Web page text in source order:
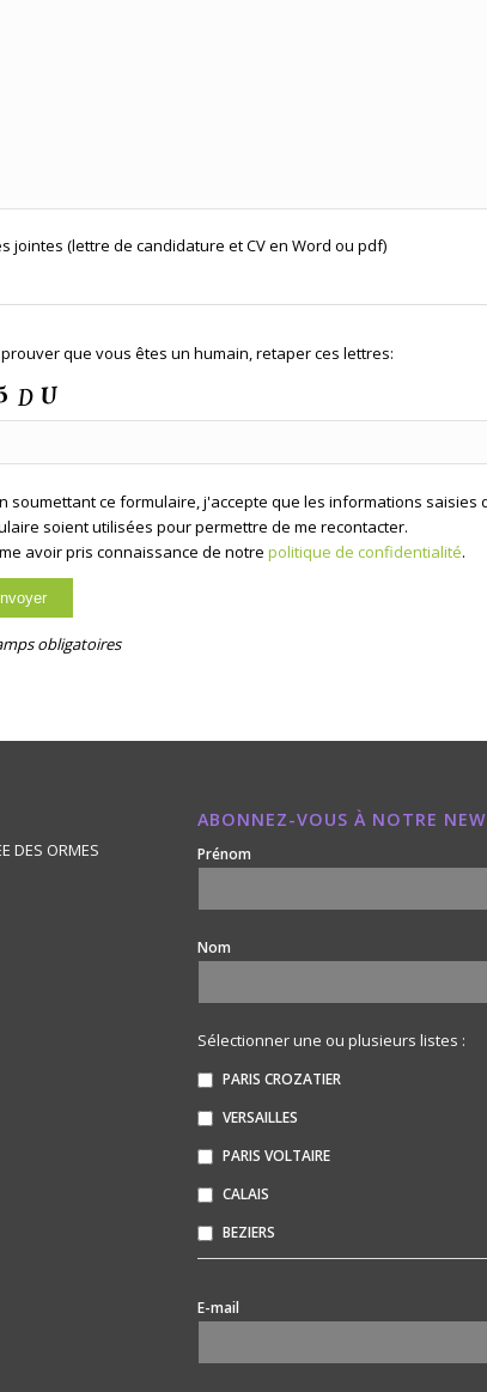
jointes (lettre de candidature et CV en Word ou pdf)
que vous êtes un humain, retaper ces lettres:
soumettant ce formulaire, j'accepte que les informations saisies
soient utilisées pour permettre de me recontacter.
avoir pris connaissance de notrepolitique de confidentialité.
obligatoires
DES ORMES
ABONNEZ-VOUS À NOTRE
Prénom
Nom
Sélectionner une ou plusieurs listes :
PARIS CROZATIER
VERSAILLES
PARIS VOLTAIRE
CALAIS
BEZIERS
E-mail